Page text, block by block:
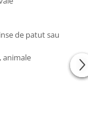
de patut sau
animale